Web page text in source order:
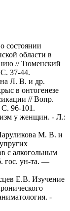
состоянии
области в
// Тюменский
37-44.
Л. В. и др.
в онтогенезе
// Вопр.
96-101.
у женщин. - Л.:
М. В. и
с алкогольным
гос. ун-та. —
Е.В. Изучение
-